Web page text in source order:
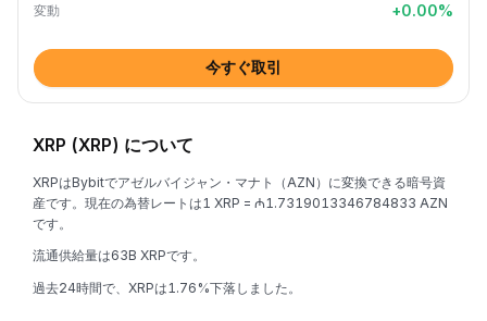
変動 +0.00%
今すぐ取引
XRP (XRP) について
XRPはBybitでアゼルバイジャン・マナト（AZN）に変換できる暗号資
産です。現在の為替レートは1 XRP = ₼1.7319013346784833 AZN
です。
流通供給量は63B XRPです。
過去24時間で、XRPは1.76%下落しました。